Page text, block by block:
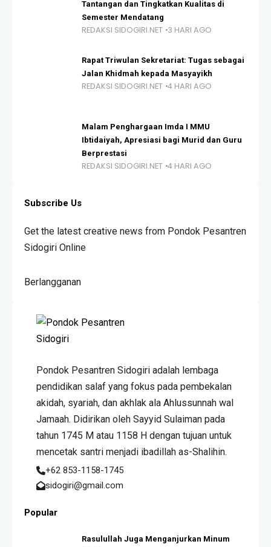
Tantangan dan Tingkatkan Kualitas di
Semester Mendatang
REDAKSI SIDOGIRI.NET 3 HARI AGO
Rapat Triwulan Sekretariat: Tugas sebagai
Jalan Khidmah kepada Masyayikh
REDAKSI SIDOGIRI.NET 4 HARI AGO
Malam Penghargaan Imda I MMU
Ibtidaiyah, Apresiasi bagi Murid dan Guru
Berprestasi
REDAKSI SIDOGIRI.NET 4 HARI AGO
Subscribe Us
Get the latest creative news from Pondok Pesantren
Sidogiri Online
Berlangganan
Pondok Pesantren Sidogiri adalah lembaga
pendidikan salaf yang fokus pada pembekalan
akidah, syariah, dan akhlak ala Ahlussunnah wal
Jamaah. Didirikan oleh Sayyid Sulaiman pada
tahun 1745 M atau 1158 H dengan tujuan untuk
mencetak santri menjadi ibadillah as-Shalihin.
+62 853-1158-1745
sidogiri@gmail.com
Popular
Rasulullah Juga Menganjurkan Minum